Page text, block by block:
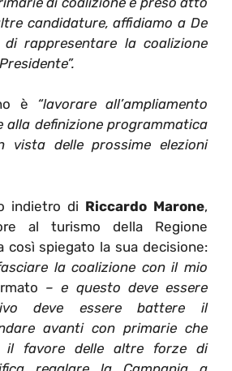
candidature, affidiamo a De
rappresentare la coalizione
è “lavorare all’ampliamento
alla definizione programmatica
vista delle prossime elezioni
indietro di Riccardo Marone,
al turismo della Regione
così spiegato la sua decisione:
la coalizione con il mio
– e questo deve essere
deve essere battere il
avanti con primarie che
il favore delle altre forze di